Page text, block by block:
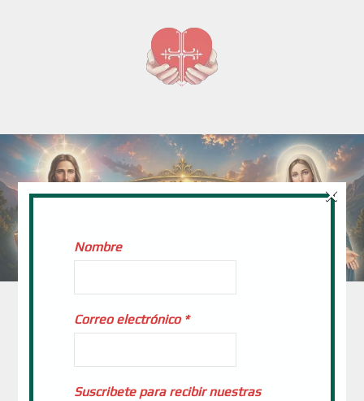
Nombre
Correo electrónico *
Suscribete para recibir nuestras
×